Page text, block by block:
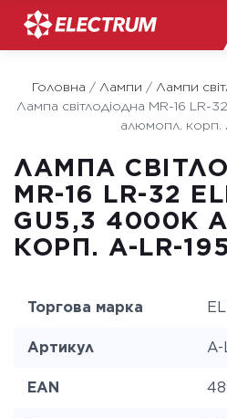
content
Головна / Лампи / Лампи
Лампа світлодіодна MR-16 LR-
алюмопл. корп.
ЛАМПА
MR-16 LR-32
GU5,3 4000K
КОРП. A-LR-
Торгова марка
Артикул A-
EAN